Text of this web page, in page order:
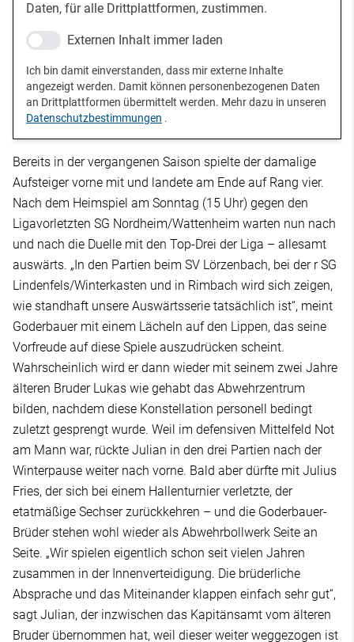
Daten, für alle Drittplattformen, zustimmen.
Externen Inhalt immer laden
Ich bin damit einverstanden, dass mir externe Inhalte
angezeigt werden. Damit können personenbezogenen Daten
an Drittplattformen übermittelt werden. Mehr dazu in unseren
Datenschutzbestimmungen .
Bereits in der vergangenen Saison spielte der damalige
Aufsteiger vorne mit und landete am Ende auf Rang vier.
Nach dem Heimspiel am Sonntag (15 Uhr) gegen den
Ligavorletzten SG Nordheim/Wattenheim warten nun nach
und nach die Duelle mit den Top-Drei der Liga – allesamt
auswärts. „In den Partien beim SV Lörzenbach, bei der r SG
Lindenfels/Winterkasten und in Rimbach wird sich zeigen,
wie standhaft unsere Auswärtsserie tatsächlich ist“, meint
Goderbauer mit einem Lächeln auf den Lippen, das seine
Vorfreude auf diese Spiele auszudrücken scheint.
Wahrscheinlich wird er dann wieder mit seinem zwei Jahre
älteren Bruder Lukas wie gehabt das Abwehrzentrum
bilden, nachdem diese Konstellation personell bedingt
zuletzt gesprengt wurde. Weil im defensiven Mittelfeld Not
am Mann war, rückte Julian in den drei Partien nach der
Winterpause weiter nach vorne. Bald aber dürfte mit Julius
Fries, der sich bei einem Hallenturnier verletzte, der
etatmäßige Sechser zurückkehren – und die Goderbauer-
Brüder stehen wohl wieder als Abwehrbollwerk Seite an
Seite. „Wir spielen eigentlich schon seit vielen Jahren
zusammen in der Innenverteidigung. Die brüderliche
Absprache und das Miteinander klappen einfach sehr gut“,
sagt Julian, der inzwischen das Kapitänsamt vom älteren
Bruder übernommen hat, weil dieser weiter weggezogen ist